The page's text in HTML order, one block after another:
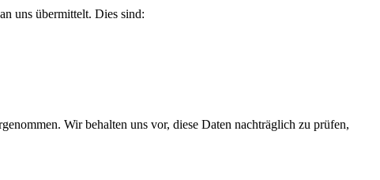
uns übermittelt. Dies sind:
Wir behalten uns vor, diese Daten nachträglich zu prüfen,